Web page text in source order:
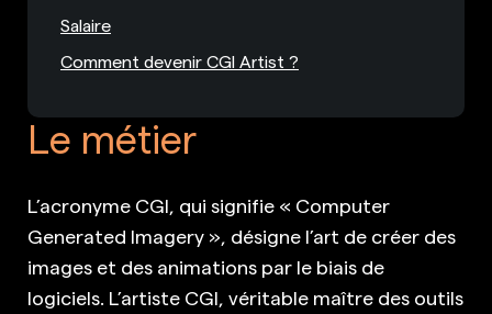
Le métier
L’acronyme CGI, qui signifie « Computer
Generated Imagery », désigne l’art de créer des
images et des animations par le biais de
logiciels. L’artiste CGI, véritable maître des outils
Salaire
Comment devenir CGI Artist ?